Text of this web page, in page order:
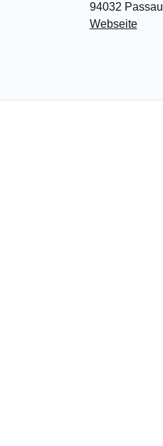
94032 Passau
Webseite